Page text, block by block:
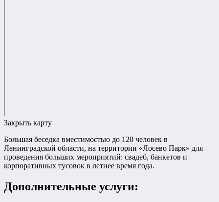
Закрыть карту
Большая беседка вместимостью до 120 человек в
Ленинградской области, на территории «Лосево Парк» для
проведения больших мероприятий: свадеб, банкетов и
корпоративных тусовок в летнее время года.
Дополнительные услуги: